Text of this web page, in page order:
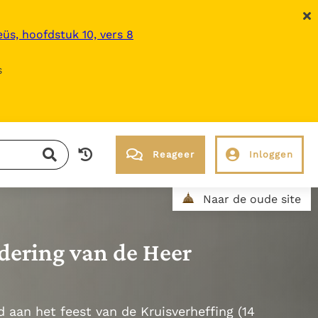
hoofdstuk 10, vers 8
RK Documenten stelt heel veel belangrijke
kerkelijke documenten van de Rooms
beschikbaar en is volledig afhankelijk van
donaties.
Ik help mee!
Reageer Inloggen
Naar de oude site
van de Heer
aan het feest van de Kruisverheffing (14